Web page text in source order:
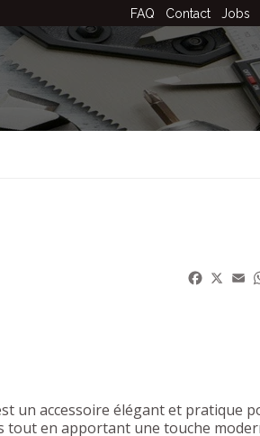
FAQ Contact Jobs
X
un accessoire élégant et pratique
tout en apportant une touche